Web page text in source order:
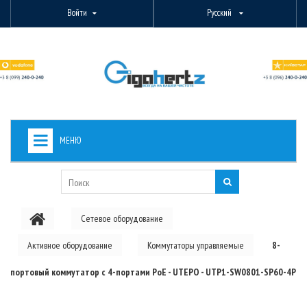
Войти Русский
МЕНЮ
PON ОБОРУДОВАНИЕ
Сетевое оборудование
Активное оборудование Коммутаторы управляемые 8-
портовый коммутатор с 4-портами PoE - UTEPO - UTP1-SW0801-SP60-4P